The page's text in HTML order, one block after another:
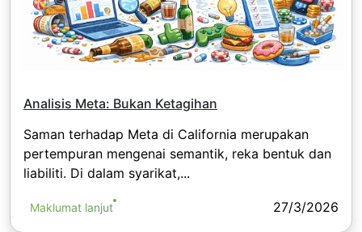
Analisis Meta: Bukan Ketagihan
Saman terhadap Meta di California merupakan
pertempuran mengenai semantik, reka bentuk dan
liabiliti. Di dalam syarikat,...
Maklumat lanjut 27/3/2026